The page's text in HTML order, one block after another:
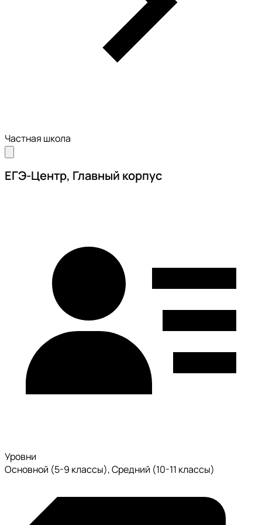
Частная школа
ЕГЭ-Центр, Главный корпус
Уровни
Основной (5-9 классы), Средний (10-11 классы)